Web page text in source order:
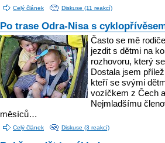
Celý článek Diskuse (11 reakcí)
Po trase Odra-Nisa s
Často se mě
jezdit s dětmi na
rozhovoru, který
Dostala jsem
kteří se svými
vozíčkem z Čech
Nejmladšímu
měsíců…
Celý článek Diskuse (3 reakcí)